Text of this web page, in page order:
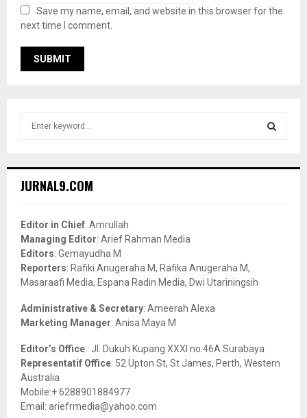
Save my name, email, and website in this browser for the
next time I comment.
h
o
r
:
JURNAL9.COM
Editor in Chief: Amrullah
Managing Editor: Arief Rahman Media
Editors: Gemayudha M
Reporters: Rafiki Anugeraha M, Rafika Anugeraha M,
Masaraafi Media, Espana Radin Media, Dwi Utariningsih
Administrative & Secretary: Ameerah Alexa
Marketing Manager: Anisa Maya M
Editor’s Office : Jl. Dukuh Kupang XXXI no.46A Surabaya
Representatif Office: 52 Upton St, St James, Perth, Western
Australia
Mobile:+ 6288901884977
Email: ariefrmedia@yahoo.com